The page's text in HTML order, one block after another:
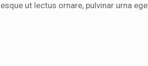
ut lectus ornare, pulvinar urna